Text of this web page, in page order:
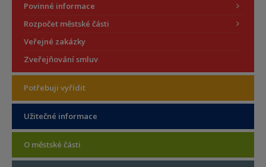
Povinné informace
Rozpočet městské části
Veřejné zakázky
Zveřejňování smluv
Potřebuji vyřídit
Užitečné informace
O městské části